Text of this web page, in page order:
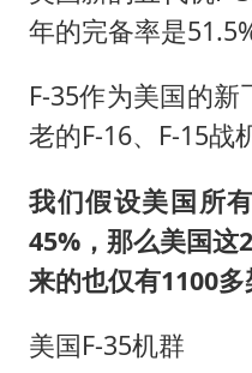
年的完备率是
F-35作为美国的
老的F-16、F-15战
我们假设美国所
45%，那么美国这
来的也仅有1100
美国F-35机群